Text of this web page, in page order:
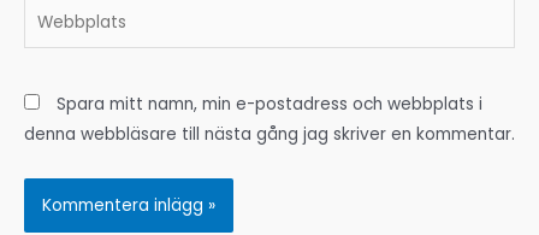
Webbplats
Spara mitt namn, min e-postadress och webbplats i
denna webbläsare till nästa gång jag skriver en kommentar.